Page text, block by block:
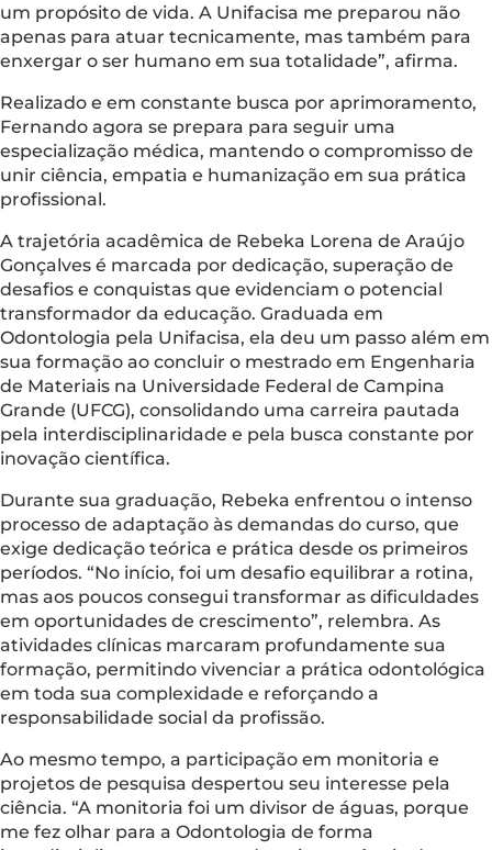
um propósito de vida. A Unifacisa me preparou não
apenas para atuar tecnicamente, mas também para
enxergar o ser humano em sua totalidade”, afirma.
Realizado e em constante busca por aprimoramento,
Fernando agora se prepara para seguir uma
especialização médica, mantendo o compromisso de
unir ciência, empatia e humanização em sua prática
profissional.
A trajetória acadêmica de Rebeka Lorena de Araújo
Gonçalves é marcada por dedicação, superação de
desafios e conquistas que evidenciam o potencial
transformador da educação. Graduada em
Odontologia pela Unifacisa, ela deu um passo além em
sua formação ao concluir o mestrado em Engenharia
de Materiais na Universidade Federal de Campina
Grande (UFCG), consolidando uma carreira pautada
pela interdisciplinaridade e pela busca constante por
inovação científica.
Durante sua graduação, Rebeka enfrentou o intenso
processo de adaptação às demandas do curso, que
exige dedicação teórica e prática desde os primeiros
períodos. “No início, foi um desafio equilibrar a rotina,
mas aos poucos consegui transformar as dificuldades
em oportunidades de crescimento”, relembra. As
atividades clínicas marcaram profundamente sua
formação, permitindo vivenciar a prática odontológica
em toda sua complexidade e reforçando a
responsabilidade social da profissão.
Ao mesmo tempo, a participação em monitoria e
projetos de pesquisa despertou seu interesse pela
ciência. “A monitoria foi um divisor de águas, porque
me fez olhar para a Odontologia de forma